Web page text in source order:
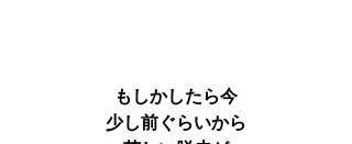
もしかしたら今
少し前ぐらいから